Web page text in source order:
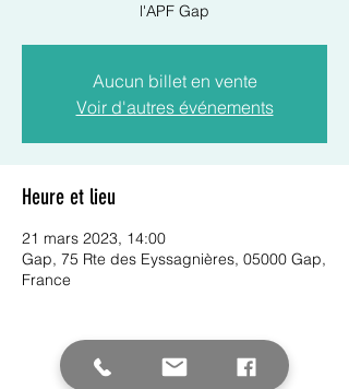
l'APF Gap
Aucun billet en vente
Voir d'autres événements
Heure et lieu
21 mars 2023, 14:00
Gap, 75 Rte des Eyssagnières, 05000 Gap,
France